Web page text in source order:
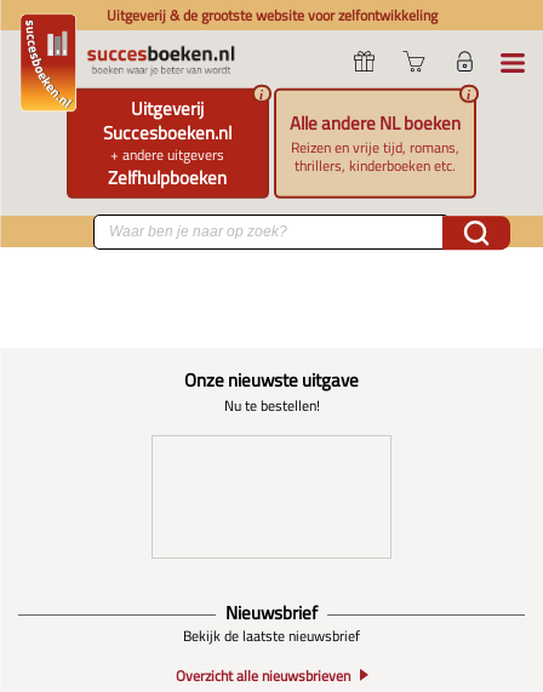
Uitgeverij & de grootste website voor zelfontwikkeling
Uitgeverij
Succesboeken.nl
+ andere uitgevers
Zelfhulpboeken
i
Alle andere NL boeken
Reizen en vrije tijd, romans,
thrillers, kinderboeken etc.
i
Onze nieuwste uitgave
Nu te bestellen!
Nieuwsbrief
Bekijk de laatste nieuwsbrief
Overzicht alle nieuwsbrieven